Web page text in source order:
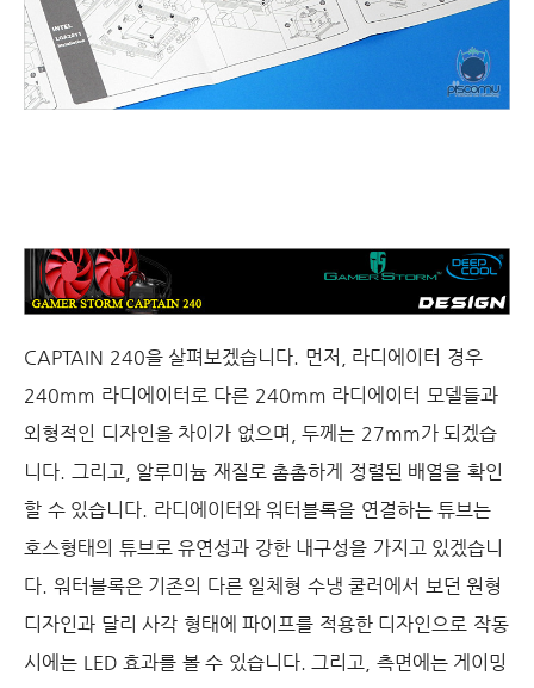
CAPTAIN 240을 살펴보겠습니다. 먼저
라디에이터 경우
240mm 라디에이터로 다른 240mm 라디에이터 모델들과
외형적인 디자인을 차이가 없으며
두께는 27mm가 되겠습
니다. 그리고, 알루미늄 재질로 촘촘하게 정렬된 배열을 확인
할 수 있습니다. 라디에이터와 워터블록을 연결하는 튜브는
호스형태의 튜브로 유연성과 강한 내구성을 가지고 있겠습니
다. 워터블록은 기존의 다른 일체형 수냉 쿨러에서 보던 원형
디자인과 달리 사각 형태에 파이프를 적용한 디자인으로 작동
시에는 LED 효과를 볼 수 있습니다. 그리고 측면에는 게이밍